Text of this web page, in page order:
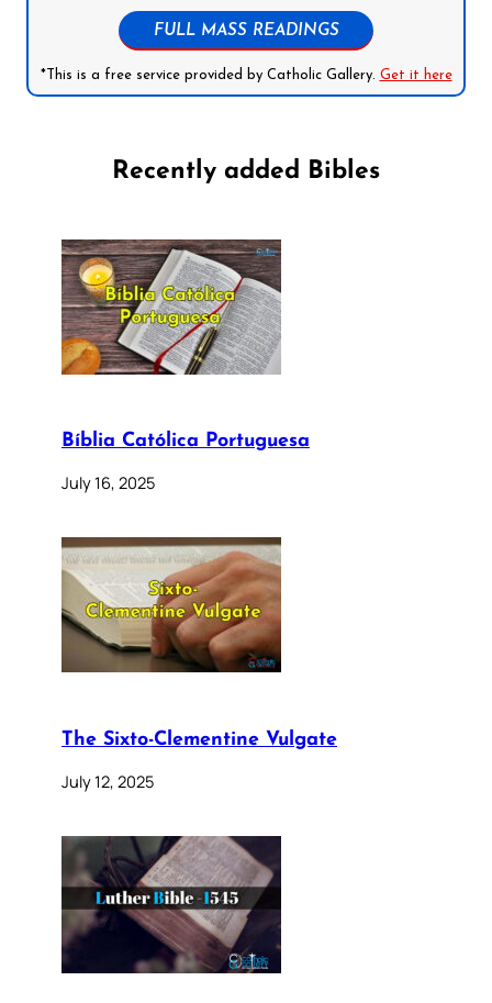
FULL MASS READINGS
*This is a free service provided by Catholic Gallery. Get it here
Recently added Bibles
Bíblia Católica Portuguesa
July 16, 2025
The Sixto-Clementine Vulgate
July 12, 2025